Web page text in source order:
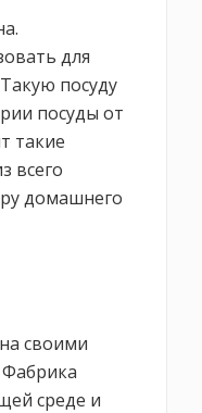
для
посуду
посуды от
такие
всего
домашнего
своими
среде и